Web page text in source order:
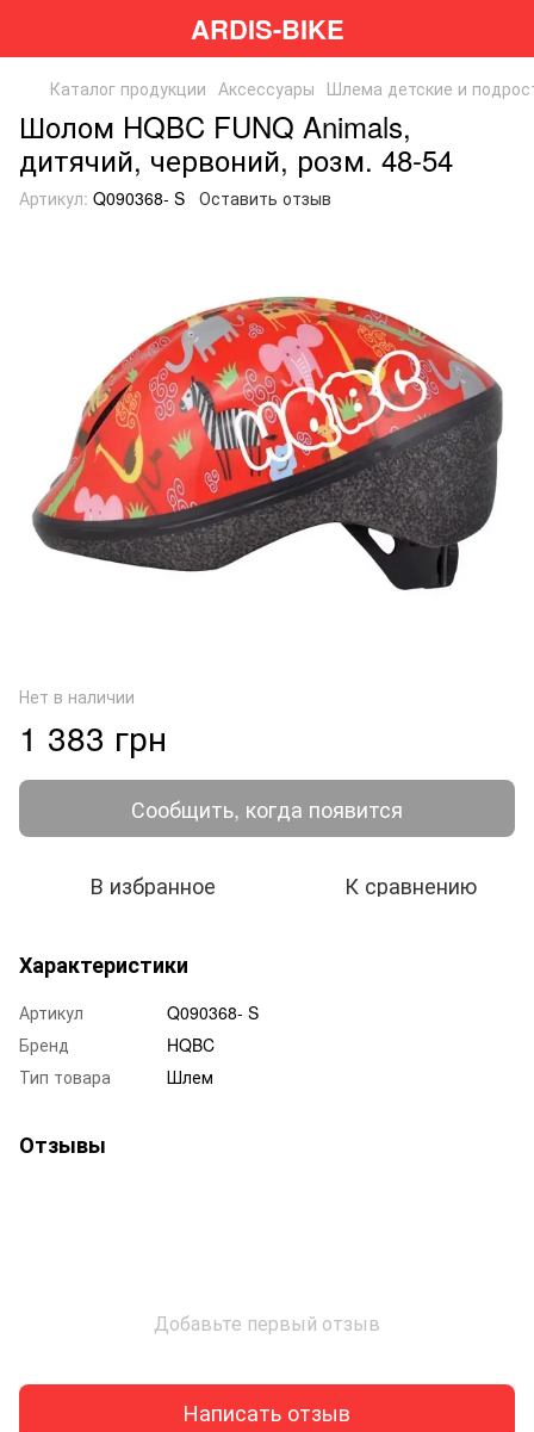
ARDIS-BIKE
Каталог продукции Аксессуары Шлема детские и
Шолом HQBC FUNQ Animals,
дитячий, червоний, розм. 48-54
Артикул: Q090368- S Оставить отзыв
Нет в наличии
1 383 грн
Сообщить, когда появится
В избранное К сравнению
Характеристики
Артикул
Q090368- S
Бренд
HQBC
Тип товара
Шлем
Отзывы
Добавьте первый отзыв
Написать отзыв